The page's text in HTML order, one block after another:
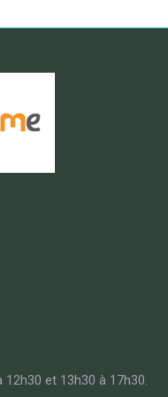
12h30 et 13h30 à 17h30.